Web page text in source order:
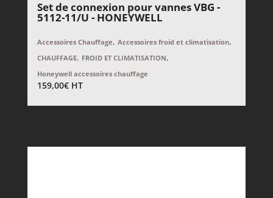
Set de connexion pour vannes VBG -
5112-11/U - HONEYWELL
Accessoires Chauffage, Accessoires froid et climatisation,
CHAUFFAGE, FROID ET CLIMATISATION,
Honeywell accessoires chauffage
159,00€ HT